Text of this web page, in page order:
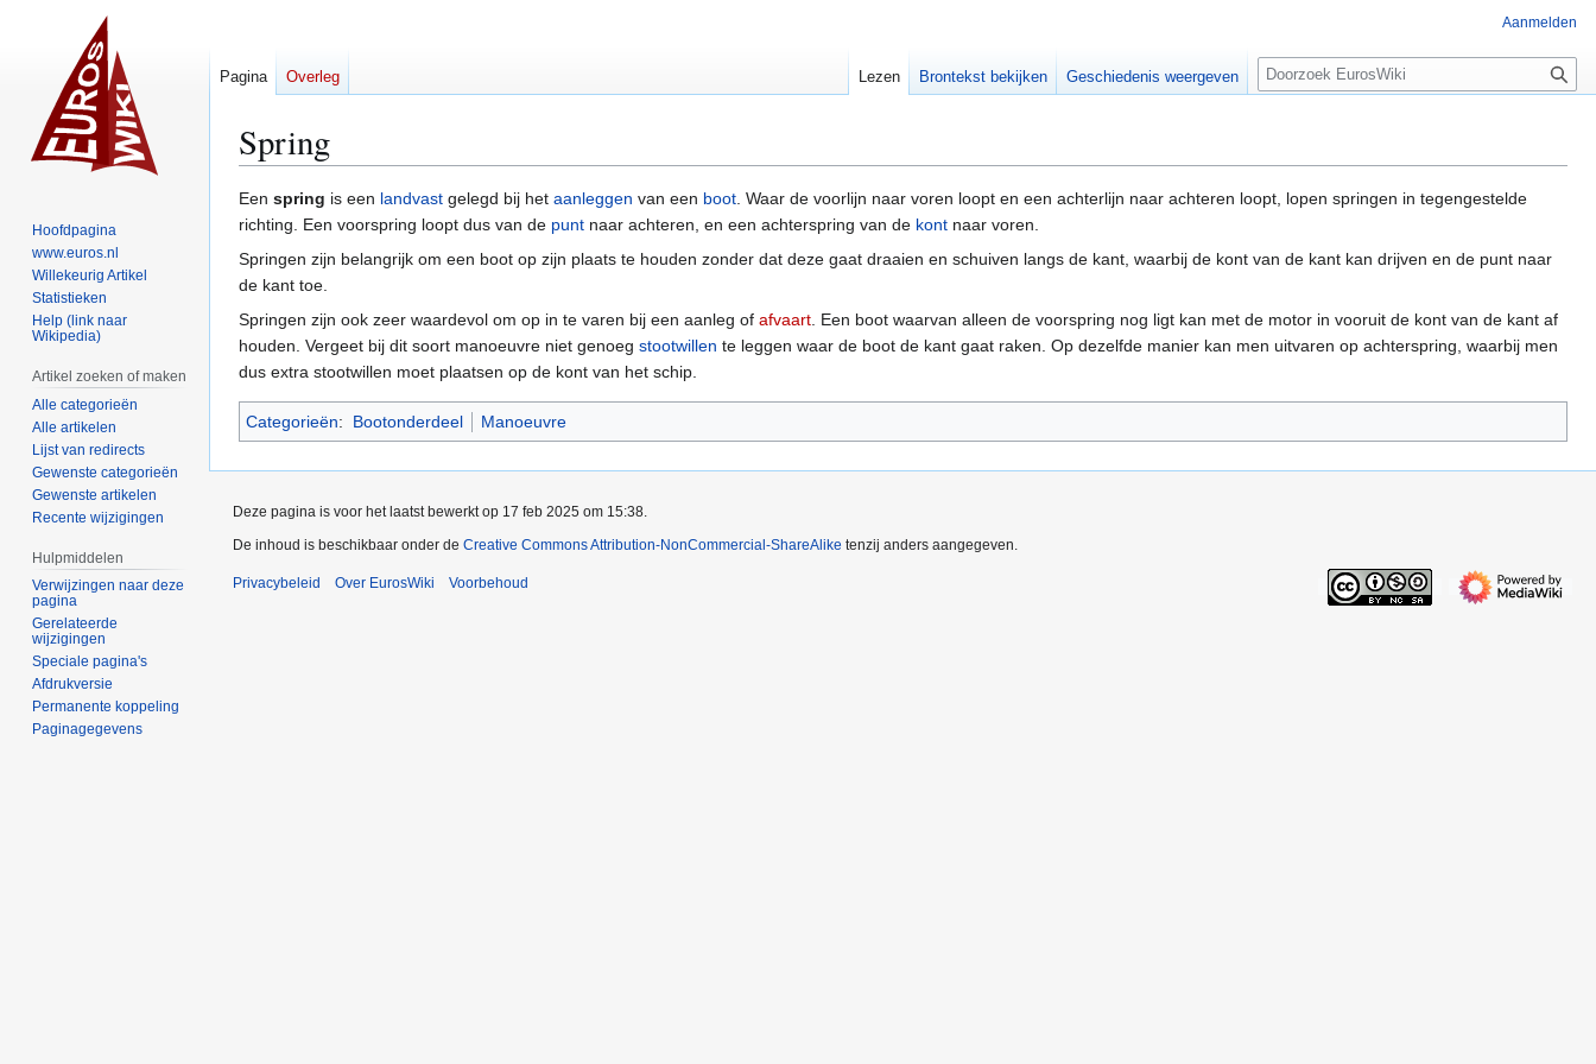
Spring
Naar
navigatie
springen
Naar
zoeken
springen
Een spring is een landvast gelegd bij het aanleggen van een boot. Waar de voorlijn naar voren loopt en een achterlijn naar achteren loopt, lopen springen in tegengestelde
richting. Een voorspring loopt dus van de punt naar achteren, en een achterspring van de kont naar voren.
Springen zijn belangrijk om een boot op zijn plaats te houden zonder dat deze gaat draaien en schuiven langs de kant, waarbij de kont van de kant kan drijven en de punt naar
de kant toe.
Springen zijn ook zeer waardevol om op in te varen bij een aanleg of afvaart. Een boot waarvan alleen de voorspring nog ligt kan met de motor in vooruit de kont van de kant af
houden. Vergeet bij dit soort manoeuvre niet genoeg stootwillen te leggen waar de boot de kant gaat raken. Op dezelfde manier kan men uitvaren op achterspring, waarbij men
dus extra stootwillen moet plaatsen op de kont van het schip.
Categorieën: Bootonderdeel Manoeuvre
Aanmelden
Pagina Overleg Lezen Brontekst bekijken Geschiedenis weergeven
Z
o
e
n
Hoofdpagina
www.euros.nl
Willekeurig Artikel
Statistieken
Help (link naar
Wikipedia)
Artikel zoeken of maken
Alle categorieën
Alle artikelen
Lijst van redirects
Gewenste categorieën
Gewenste artikelen
Recente wijzigingen
Hulpmiddelen
Verwijzingen naar deze
pagina
Gerelateerde
wijzigingen
Speciale pagina's
Afdrukversie
Permanente koppeling
Paginagegevens
Deze pagina is voor het laatst bewerkt op 17 feb 2025 om 15:38.
De inhoud is beschikbaar onder de Creative Commons Attribution-NonCommercial-ShareAlike tenzij anders aangegeven.
Privacybeleid Over EurosWiki Voorbehoud